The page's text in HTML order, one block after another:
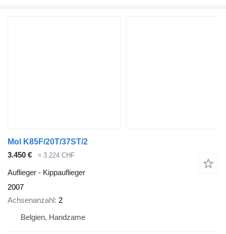
Mol K85F/20T/37ST/2
3.450 €
≈ 3.224 CHF
Auflieger - Kippauflieger
2007
Achsenanzahl 2
Belgien, Handzame